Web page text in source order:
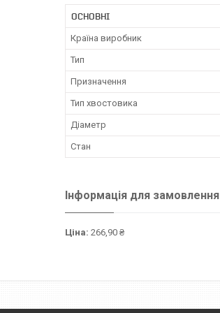
ОСНОВНІ
Країна виробник
Тип
Призначення
Тип хвостовика
Діаметр
Стан
Інформація для замовлення
Ціна: 266,90 ₴